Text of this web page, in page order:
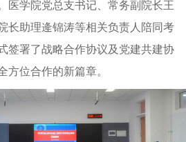
医学院党总支书记、常务副院长王
长助理逄锦涛等相关负责人陪同考
签署了战略合作协议及党建共建协
位合作的新篇章。